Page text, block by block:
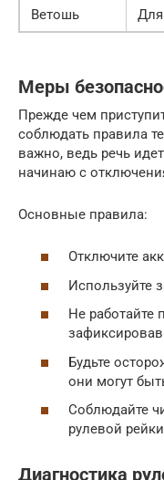
Ветошь Для
Меры
Прежде чем
соблюдать правила
важно, ведь речь
начинаю с
Основные правила:
Отключите
Используйте
Не работайте
Будьте
они могут
Соблюдайте
рулевой
Диагностика